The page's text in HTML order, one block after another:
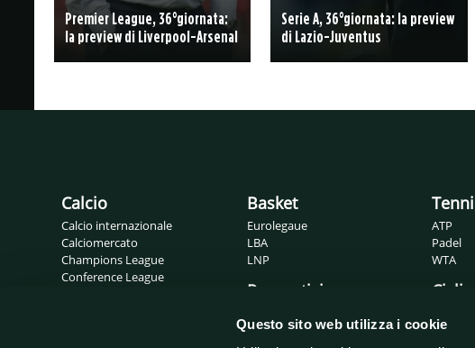
Questo sito web utilizza i cookie
Premier League, 36°giornata:
la preview di Liverpool-Arsenal
Serie A, 36°giornata: la preview
di Lazio-Juventus
Calcio
Calcio internazionale
Calciomercato
Champions League
Conference League
Basket
Eurolegaue
LBA
LNP
Pronostici
Gossip
ATP
Padel
WTA
Tour de